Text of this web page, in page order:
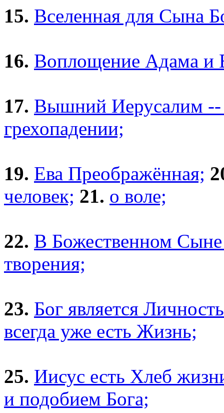
15. Вселенная для Сына
16. Воплощение Адама и
17. Вышний Иерусалим --
грехопадении;
19. Ева Преображённая;
человек; 21. о воле;
22. В Божественном
творения;
23. Бог является
всегда уже есть Жизнь;
25. Иисус есть Хлеб
и подобием Бога;